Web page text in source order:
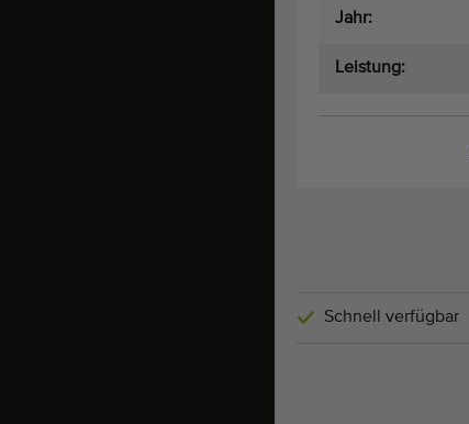
Jahr:
Leistung:
Schnell verfügbar